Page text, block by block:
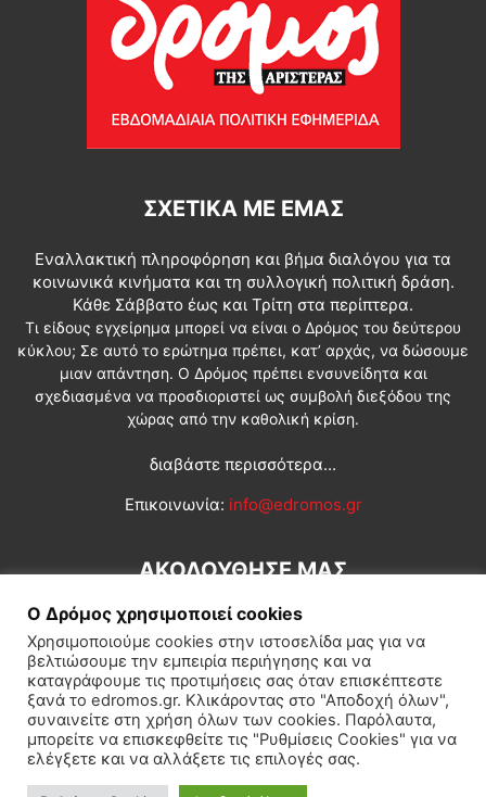
ΣΧΕΤΙΚΆ ΜΕ ΕΜΆΣ
Εναλλακτική πληροφόρηση και βήμα διαλόγου για τα
κοινωνικά κινήματα και τη συλλογική πολιτική δράση.
Κάθε Σάββατο έως και Τρίτη στα περίπτερα.
Τι είδους εγχείρημα μπορεί να είναι ο Δρόμος του δεύτερου
κύκλου; Σε αυτό το ερώτημα πρέπει, κατ’ αρχάς, να δώσουμε
μιαν απάντηση. Ο Δρόμος πρέπει ενσυνείδητα και
σχεδιασμένα να προσδιοριστεί ως συμβολή διεξόδου της
χώρας από την καθολική κρίση.
διαβάστε περισσότερα...
Επικοινωνία: info@edromos.gr
ΑΚΟΛΟΥΘΗΣΕ ΜΑΣ
Εγγραφή συνδρομητή Πολιτική Διεθνή Κοινωνία
Πολιτισμός Αφιερώματα
Ο Δρόμος χρησιμοποιεί cookies
Χρησιμοποιούμε cookies στην ιστοσελίδα μας για να
βελτιώσουμε την εμπειρία περιήγησης και να
καταγράφουμε τις προτιμήσεις σας όταν επισκέπτεστε
ξανά το edromos.gr. Κλικάροντας στο "Αποδοχή όλων",
συναινείτε στη χρήση όλων των cookies. Παρόλαυτα,
μπορείτε να επισκεφθείτε τις "Ρυθμίσεις Cookies" για να
ελέγξετε και να αλλάξετε τις επιλογές σας.